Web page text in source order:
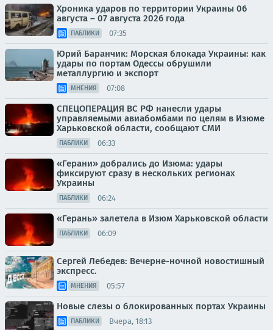
Хроника ударов по территории Украины 06
августа – 07 августа 2026 года
ПАБЛИКИ 07:35
Юрий Баранчик: Морская блокада Украины: как
удары по портам Одессы обрушили
металлургию и экспорт
МНЕНИЯ 07:08
СПЕЦОПЕРАЦИЯ ВС РФ нанесли удары
управляемыми авиабомбами по целям в Изюме
Харьковской области, сообщают СМИ
ПАБЛИКИ 06:33
«Герани» добрались до Изюма: удары
фиксируют сразу в нескольких регионах
Украины
ПАБЛИКИ 06:24
«Герань» залетела в Изюм Харьковской области
ПАБЛИКИ 06:09
Сергей Лебедев: Вечерне-ночной новостишный
экспресс.
МНЕНИЯ 05:57
Новые слезы о блокированных портах Украины
ПАБЛИКИ Вчера, 18:13